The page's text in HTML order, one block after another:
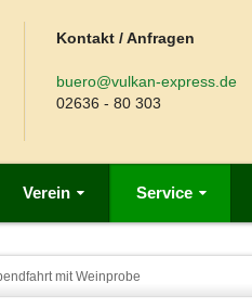
Kontakt / Anfragen
buero@vulkan-express.de
02636 - 80 303
Verein Service
mit Weinprobe